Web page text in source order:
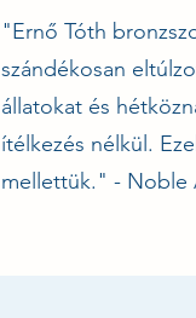
"Ernő Tóth
szándékosan
állatokat és
ítélkezés nélkül.
mellettük." - Noble